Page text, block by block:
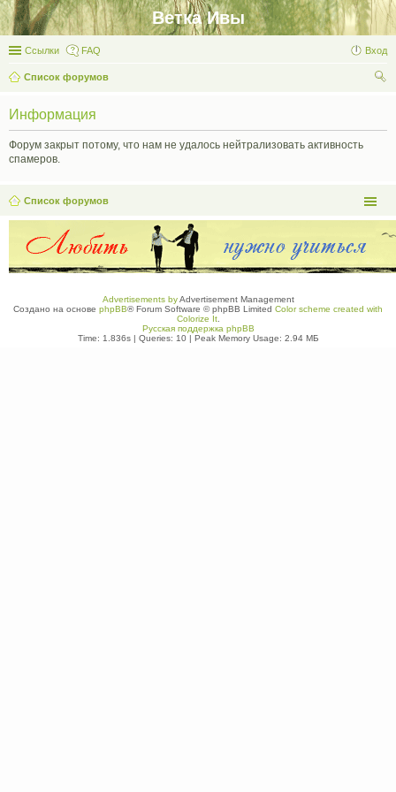
Ветка Ивы
Ссылки FAQ Вход
Список форумов
Информация
Форум закрыт потому, что нам не удалось нейтрализовать активность
спамеров.
Список форумов
Advertisements byAdvertisement Management
Создано на основе phpBB® Forum Software © phpBB Limited Color scheme created with
Colorize It.
Русская поддержка phpBB
Time: 1.836s| Queries: 10| Peak Memory Usage: 2.94 МБ